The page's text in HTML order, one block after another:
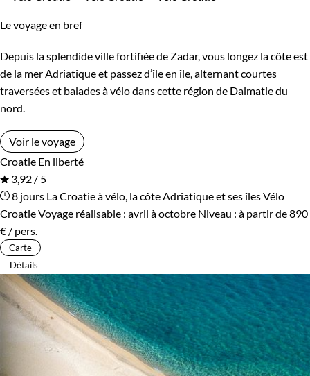
Le voyage en bref
Depuis la splendide ville fortifiée de Zadar, vous longez la côte est
de la mer Adriatique et passez d’île en île, alternant courtes
traversées et balades à vélo dans cette région de Dalmatie du
nord.
Voir le voyage
Croatie En liberté
3,92 / 5
8 jours La Croatie à vélo, la côte Adriatique et ses îlesVélo
CroatieVoyage réalisable : avril à octobre Niveau : à partir de890
€ / pers.
Carte
Détails